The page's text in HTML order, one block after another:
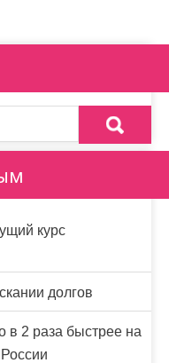
курс
долгов
в 2 раза быстрее на